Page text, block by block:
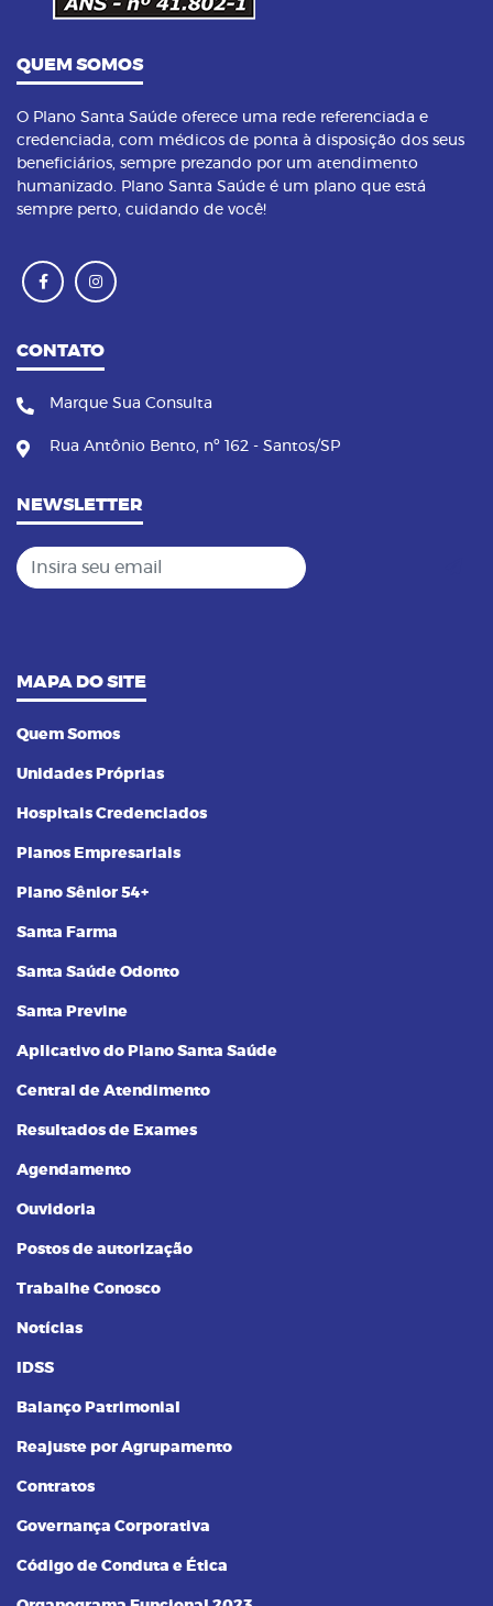
QUEM SOMOS
O Plano Santa Saúde oferece uma rede referenciada e
credenciada, com médicos de ponta à disposição dos seus
beneficiários, sempre prezando por um atendimento
humanizado. Plano Santa Saúde é um plano que está
sempre perto, cuidando de você!
CONTATO
Marque Sua Consulta
Rua Antônio Bento, nº 162 - Santos/SP
NEWSLETTER
Insira seu email
MAPA DO SITE
Quem Somos
Unidades Próprias
Hospitais Credenciados
Planos Empresariais
Plano Sênior 54+
Santa Farma
Santa Saúde Odonto
Santa Previne
Aplicativo do Plano Santa Saúde
Central de Atendimento
Resultados de Exames
Agendamento
Ouvidoria
Postos de autorização
Trabalhe Conosco
Notícias
IDSS
Balanço Patrimonial
Reajuste por Agrupamento
Contratos
Governança Corporativa
Código de Conduta e Ética